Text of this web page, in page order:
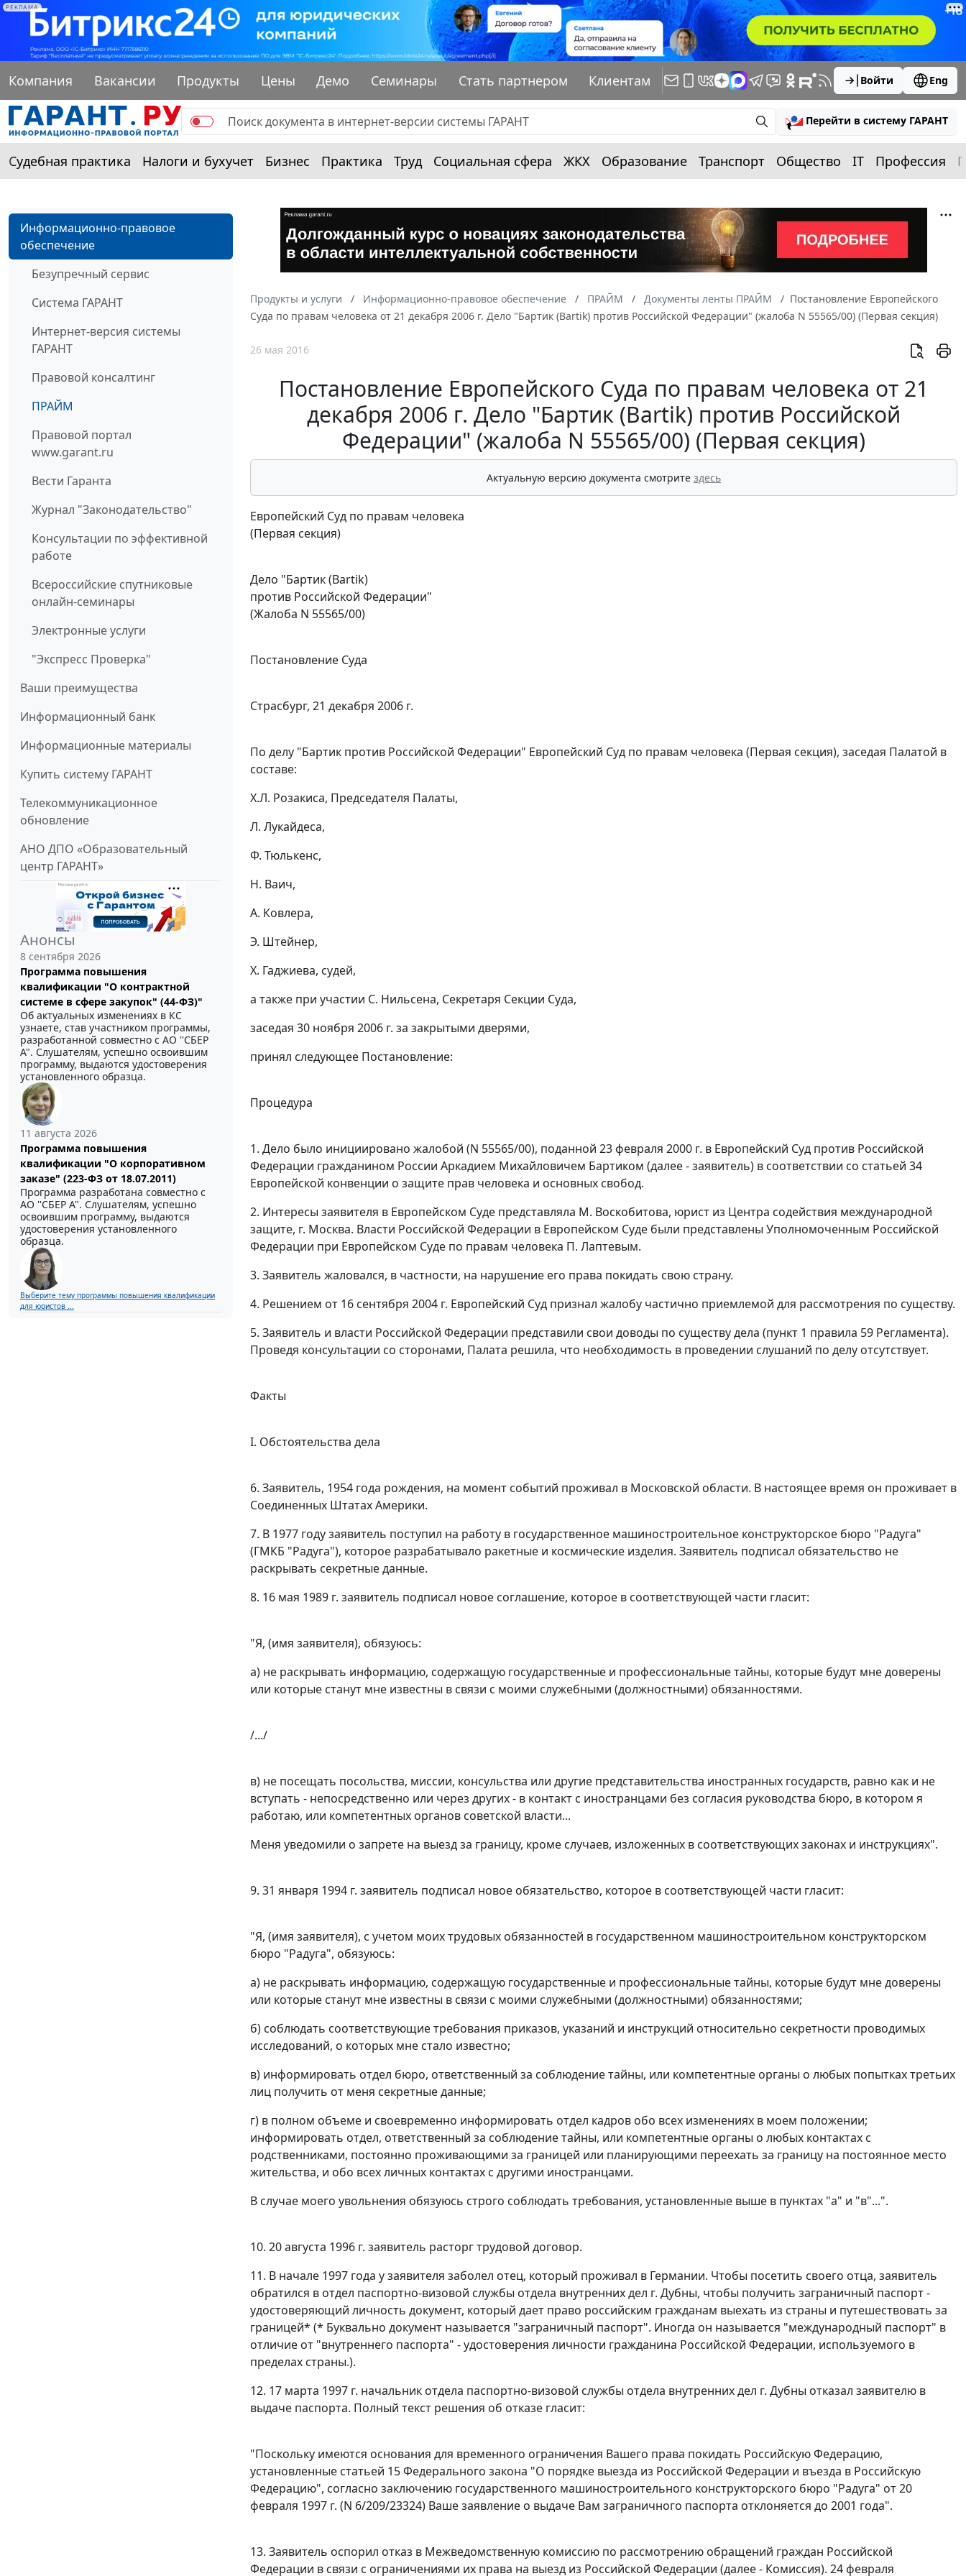
РЕКЛАМА
Компания Вакансии Продукты Цены Демо Семинары Стать партнером Клиентам Войти Eng
Перейти в систему ГАРАНТ
Судебная практика Налоги и бухучет Бизнес Практика Труд Социальная сфера ЖКХ Образование Транспорт Общество IT Профессия
Информационно-правовое
обеспечение
Безупречный сервис
Система ГАРАНТ
Интернет-версия системы
ГАРАНТ
Правовой консалтинг
ПРАЙМ
Правовой портал
www.garant.ru
Вести Гаранта
Журнал "Законодательство"
Консультации по эффективной
работе
Всероссийские спутниковые
онлайн-семинары
Электронные услуги
"Экспресс Проверка"
Ваши преимущества
Информационный банк
Информационные материалы
Купить систему ГАРАНТ
Телекоммуникационное
обновление
АНО ДПО «Образовательный
центр ГАРАНТ»
Анонсы
8 сентября 2026
Программа повышения
квалификации "О контрактной
системе в сфере закупок" (44-ФЗ)"
Об актуальных изменениях в КС
узнаете, став участником программы,
разработанной совместно с АО ''СБЕР
А". Слушателям, успешно освоившим
программу, выдаются удостоверения
установленного образца.
11 августа 2026
Программа повышения
квалификации "О корпоративном
заказе" (223-ФЗ от 18.07.2011)
Программа разработана совместно с
АО ''СБЕР А". Слушателям, успешно
освоившим программу, выдаются
удостоверения установленного
образца.
Выберите тему программы повышения квалификации
для юристов ...
Продукты и услуги Информационно-правовое обеспечение ПРАЙМ Документы ленты ПРАЙМ
Постановление Европейского
Суда по правам человека от 21 декабря 2006 г. Дело "Бартик (Bartik) против Российской Федерации" (жалоба N 55565/00) (Первая секция)
26 мая 2016
Постановление Европейского Суда по правам человека от 21
декабря 2006 г. Дело "Бартик (Bartik) против Российской
Федерации" (жалоба N 55565/00) (Первая секция)
Актуальную версию документа смотрите здесь
Европейский Суд по правам человека
(Первая секция)
Дело "Бартик (Bartik)
против Российской Федерации"
(Жалоба N 55565/00)
Постановление Суда
Страсбург, 21 декабря 2006 г.
По делу "Бартик против Российской Федерации" Европейский Суд по правам человека (Первая секция), заседая Палатой в
составе:
X.Л. Розакиса, Председателя Палаты,
Л. Лукайдеса,
Ф. Тюлькенс,
Н. Ваич,
А. Ковлера,
Э. Штейнер,
Х. Гаджиева, судей,
а также при участии С. Нильсена, Секретаря Секции Суда,
заседая 30 ноября 2006 г. за закрытыми дверями,
принял следующее Постановление:
Процедура
1. Дело было инициировано жалобой (N 55565/00), поданной 23 февраля 2000 г. в Европейский Суд против Российской
Федерации гражданином России Аркадием Михайловичем Бартиком (далее - заявитель) в соответствии со статьей 34
Европейской конвенции о защите прав человека и основных свобод.
2. Интересы заявителя в Европейском Суде представляла М. Воскобитова, юрист из Центра содействия международной
защите, г. Москва. Власти Российской Федерации в Европейском Суде были представлены Уполномоченным Российской
Федерации при Европейском Суде по правам человека П. Лаптевым.
3. Заявитель жаловался, в частности, на нарушение его права покидать свою страну.
4. Решением от 16 сентября 2004 г. Европейский Суд признал жалобу частично приемлемой для рассмотрения по существу.
5. Заявитель и власти Российской Федерации представили свои доводы по существу дела (пункт 1 правила 59 Регламента).
Проведя консультации со сторонами, Палата решила, что необходимость в проведении слушаний по делу отсутствует.
Факты
I. Обстоятельства дела
6. Заявитель, 1954 года рождения, на момент событий проживал в Московской области. В настоящее время он проживает в
Соединенных Штатах Америки.
7. В 1977 году заявитель поступил на работу в государственное машиностроительное конструкторское бюро "Радуга"
(ГМКБ "Радуга"), которое разрабатывало ракетные и космические изделия. Заявитель подписал обязательство не
раскрывать секретные данные.
8. 16 мая 1989 г. заявитель подписал новое соглашение, которое в соответствующей части гласит:
"Я, (имя заявителя), обязуюсь:
а) не раскрывать информацию, содержащую государственные и профессиональные тайны, которые будут мне доверены
или которые станут мне известны в связи с моими служебными (должностными) обязанностями.
/.../
в) не посещать посольства, миссии, консульства или другие представительства иностранных государств, равно как и не
вступать - непосредственно или через других - в контакт с иностранцами без согласия руководства бюро, в котором я
работаю, или компетентных органов советской власти...
Меня уведомили о запрете на выезд за границу, кроме случаев, изложенных в соответствующих законах и инструкциях".
9. 31 января 1994 г. заявитель подписал новое обязательство, которое в соответствующей части гласит:
"Я, (имя заявителя), с учетом моих трудовых обязанностей в государственном машиностроительном конструкторском
бюро "Радуга", обязуюсь:
а) не раскрывать информацию, содержащую государственные и профессиональные тайны, которые будут мне доверены
или которые станут мне известны в связи с моими служебными (должностными) обязанностями;
б) соблюдать соответствующие требования приказов, указаний и инструкций относительно секретности проводимых
исследований, о которых мне стало известно;
в) информировать отдел бюро, ответственный за соблюдение тайны, или компетентные органы о любых попытках третьих
лиц получить от меня секретные данные;
г) в полном объеме и своевременно информировать отдел кадров обо всех изменениях в моем положении;
информировать отдел, ответственный за соблюдение тайны, или компетентные органы о любых контактах с
родственниками, постоянно проживающими за границей или планирующими переехать за границу на постоянное место
жительства, и обо всех личных контактах с другими иностранцами.
В случае моего увольнения обязуюсь строго соблюдать требования, установленные выше в пунктах "а" и "в"...".
10. 20 августа 1996 г. заявитель расторг трудовой договор.
11. В начале 1997 года у заявителя заболел отец, который проживал в Германии. Чтобы посетить своего отца, заявитель
обратился в отдел паспортно-визовой службы отдела внутренних дел г. Дубны, чтобы получить заграничный паспорт -
удостоверяющий личность документ, который дает право российским гражданам выехать из страны и путешествовать за
границей* (* Буквально документ называется "заграничный паспорт". Иногда он называется "международный паспорт" в
отличие от "внутреннего паспорта" - удостоверения личности гражданина Российской Федерации, используемого в
пределах страны.).
12. 17 марта 1997 г. начальник отдела паспортно-визовой службы отдела внутренних дел г. Дубны отказал заявителю в
выдаче паспорта. Полный текст решения об отказе гласит:
"Поскольку имеются основания для временного ограничения Вашего права покидать Российскую Федерацию,
установленные статьей 15Федерального закона "О порядке выезда из Российской Федерации и въезда в Российскую
Федерацию", согласно заключению государственного машиностроительного конструкторского бюро "Радуга" от 20
февраля 1997 г. (N 6/209/23324) Ваше заявление о выдаче Вам заграничного паспорта отклоняется до 2001 года".
13. Заявитель оспорил отказ в Межведомственную комиссию по рассмотрению обращений граждан Российской
Федерации в связи с ограничениями их права на выезд из Российской Федерации (далее - Комиссия). 24 февраля